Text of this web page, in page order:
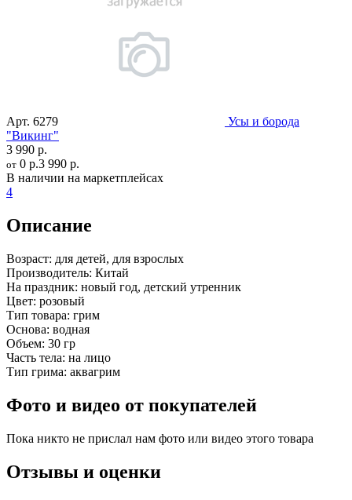
Арт. 6279
Усы и борода
"Викинг"
3 990 р.
от 0 р.3 990 р.
В наличии на маркетплейсах
4
Описание
Возраст: для детей, для взрослых
Производитель: Китай
На праздник: новый год, детский утренник
Цвет: розовый
Тип товара: грим
Основа: водная
Объем: 30 гр
Часть тела: на лицо
Тип грима: аквагрим
Фото и видео от покупателей
Пока никто не прислал нам фото или видео этого товара
Отзывы и оценки